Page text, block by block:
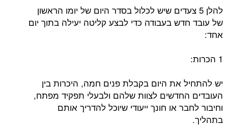
להלן 5 צעדים שיש לכלול בסדר היום של יומו הראשון
של עובד חדש בעבודה כדי לבצע קליטה יעילה בתוך יום
אחד:
1 הכרות:
יש להתחיל את היום בקבלת פנים חמה, היכרות בין
העובדים החדשים לצוות שלהם ולבעלי תפקיד מפתח,
וחיבור לחבר או חונך ייעודי שיוכל להדריך אותם
בתהליך.